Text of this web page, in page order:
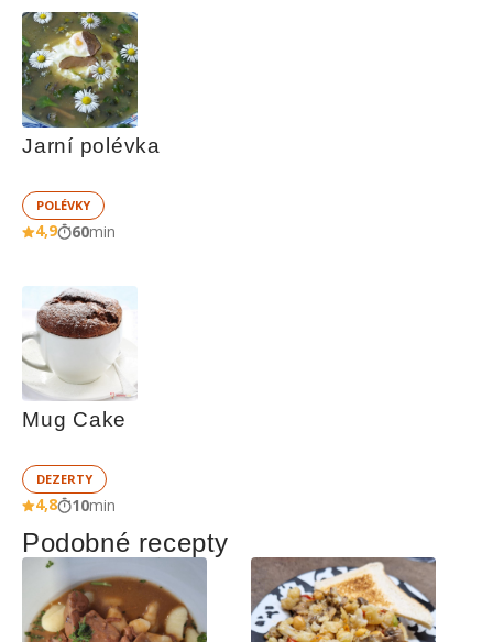
Jarní polévka
POLÉVKY
4,9 60min
Mug Cake
DEZERTY
4,8 10min
Podobné recepty